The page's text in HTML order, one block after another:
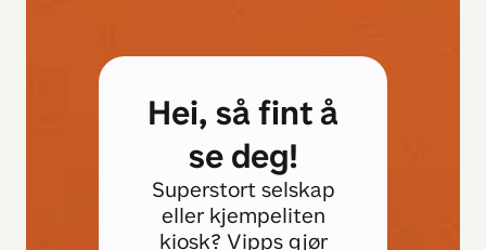
Hei, så fint å
se deg!
Superstort selskap
eller kjempeliten
kiosk? Vipps gjør